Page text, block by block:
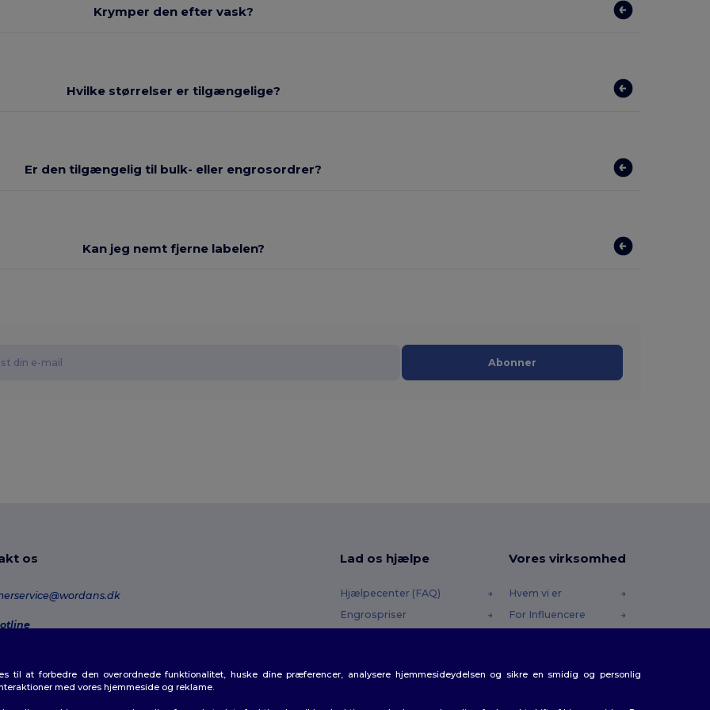
Krymper den efter vask?
Hvilke størrelser er tilgængelige?
Er den tilgængelig til bulk- eller engrosordrer?
Kan jeg nemt fjerne labelen?
Abonner
os Lad os hjælpe
Hjælpecenter (FAQ)
Engrospriser
Forsendelsesmetoder
Vores virksomhed
Hvem vi er
For Influencere
til at forbedre den overordnede funktionalitet, huske dine præferencer, analysere hjemmesideydelsen og sikre en smidig og personlig
med vores hjemmeside og reklame.